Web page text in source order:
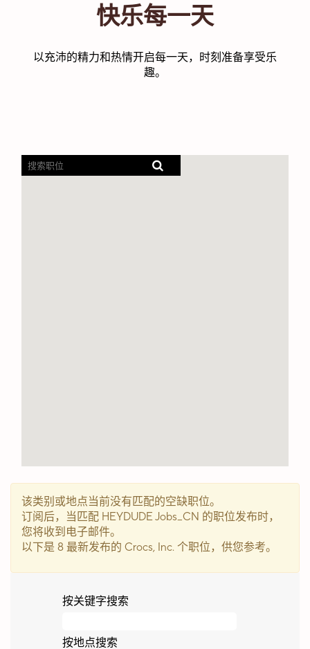
快乐每一天
以充沛的精力和热情开启每一天，时刻准备享受乐
趣。
屏
幕
该类别或地点当前没有匹配的空缺职位。
订阅后，当匹配 HEYDUDE Jobs_CN 的职位发布时，
您将收到电子邮件。
以下是 8 最新发布的 Crocs, Inc. 个职位，供您参考。
按关键字搜索
按地点搜索